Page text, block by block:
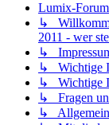
Lumix-Forum
↳
2011 - wer
↳
↳ Wichtige
↳ Wichtige
↳ Fragen
↳